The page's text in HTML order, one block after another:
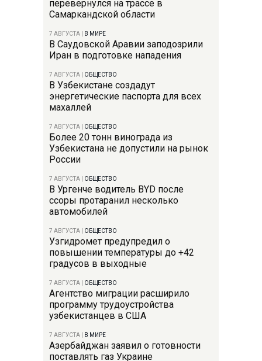
перевернулся на трассе в
Самаркандской области
7 АВГУСТА В МИРЕ
В Саудовской Аравии заподозрили
Иран в подготовке нападения
7 АВГУСТА ОБЩЕСТВО
В Узбекистане создадут
энергетические паспорта для всех
махаллей
7 АВГУСТА ОБЩЕСТВО
Более 20 тонн винограда из
Узбекистана не допустили на рынок
России
7 АВГУСТА ОБЩЕСТВО
В Ургенче водитель BYD после
ссоры протаранил несколько
автомобилей
7 АВГУСТА ОБЩЕСТВО
Узгидромет предупредил о
повышении температуры до +42
градусов в выходные
7 АВГУСТА ОБЩЕСТВО
Агентство миграции расширило
программу трудоустройства
узбекистанцев в США
7 АВГУСТА В МИРЕ
Азербайджан заявил о готовности
поставлять газ Украине